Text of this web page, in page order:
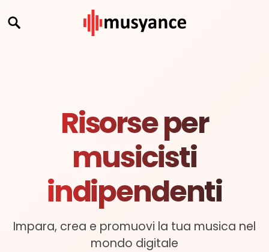
Risorse per
musicisti
indipendenti
Impara, crea e promuovi la tua musica nel
mondo digitale